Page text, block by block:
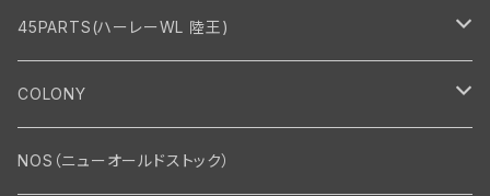
45PARTS(ハーレーWL 陸王)
エンジン
エンジン・シリンダーヘッド
マフラー・インテーク・キャブレター
COLONY
Bolt・Nut
NOS（ニューオールドストック）